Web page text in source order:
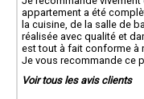
appartement a été
la cuisine, de la salle de
réalisée avec qualité et
est tout à fait conforme à
Je vous recommande ce
Voir tous les avis clients